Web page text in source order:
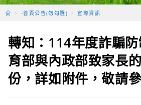
> -首頁公告(勿勾選) > 宣導資訊
轉知：114年度詐騙
育部與內政部致家長
份，詳如附件，敬請